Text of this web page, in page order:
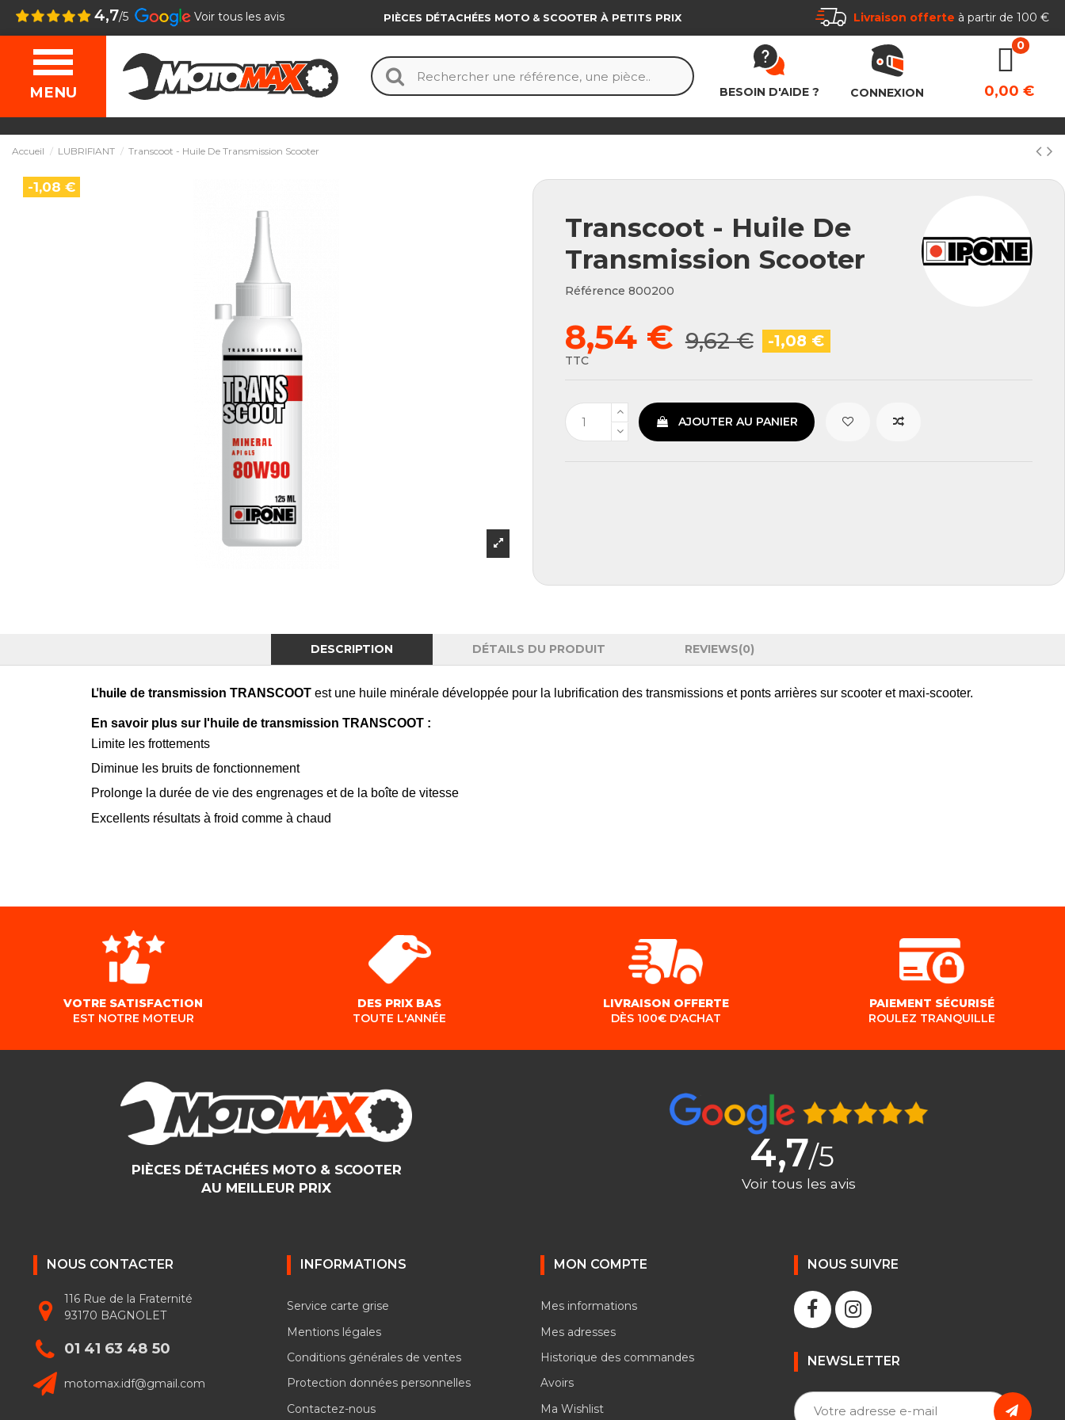
4,7/5 Voir tous les avis PIÈCES DÉTACHÉES MOTO & SCOOTER À PETITS PRIX Livraison offerte à partir de 100 €
MENU BESOIN D'AIDE ? CONNEXION 0,00 €
Accueil LUBRIFIANT Transcoot - Huile De Transmission Scooter
-1,08 €
Transcoot - Huile De
Transmission Scooter
Référence 800200
8,54 € 9,62 € -1,08 €
TTC
AJOUTER AU PANIER
DESCRIPTION DÉTAILS DU PRODUIT REVIEWS(0)
L'huile de transmission TRANSCOOT est une huile minérale développée pour la lubrification des transmissions et ponts arrières sur scooter et maxi-scooter.
En savoir plus sur l'huile de transmission TRANSCOOT :
Limite les frottements
Diminue les bruits de fonctionnement
Prolonge la durée de vie des engrenages et de la boîte de vitesse
Excellents résultats à froid comme à chaud
VOTRE SATISFACTION
EST NOTRE MOTEUR
DES PRIX BAS
TOUTE L'ANNÉE
LIVRAISON OFFERTE
DÈS 100€ D'ACHAT
PAIEMENT SÉCURISÉ
ROULEZ TRANQUILLE
PIÈCES DÉTACHÉES MOTO & SCOOTER
AU MEILLEUR PRIX
4,7/5
Voir tous les avis
NOUS CONTACTER
116 Rue de la Fraternité
93170 BAGNOLET
01 41 63 48 50
motomax.idf@gmail.com
INFORMATIONS
Service carte grise
Mentions légales
Conditions générales de ventes
Protection données personnelles
Contactez-nous
MON COMPTE
Mes informations
Mes adresses
Historique des commandes
Avoirs
Ma Wishlist
NOUS SUIVRE
NEWSLETTER